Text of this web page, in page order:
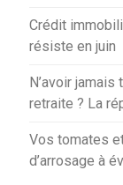
Crédit
résiste en juin
N’avoir
retraite ? La
Vos tomates
d’arrosage à